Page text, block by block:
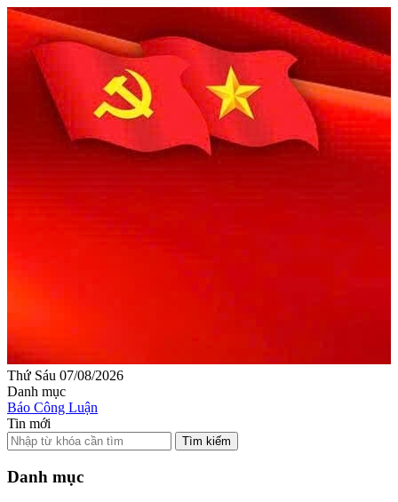
Thứ Sáu 07/08/2026
Danh mục
Báo Công Luận
Tin mới
Tìm kiếm
Danh mục